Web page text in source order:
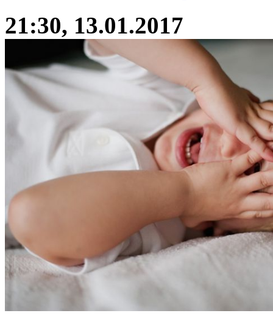
21:30, 13.01.2017